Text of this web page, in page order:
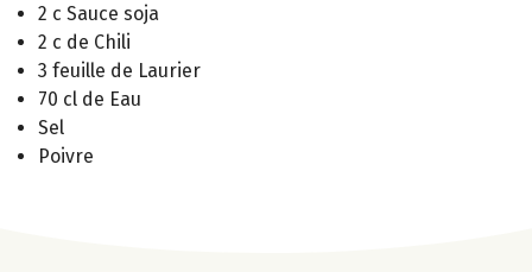
2 c Sauce soja
2 c de Chili
3 feuille de Laurier
70 cl de Eau
Sel
Poivre